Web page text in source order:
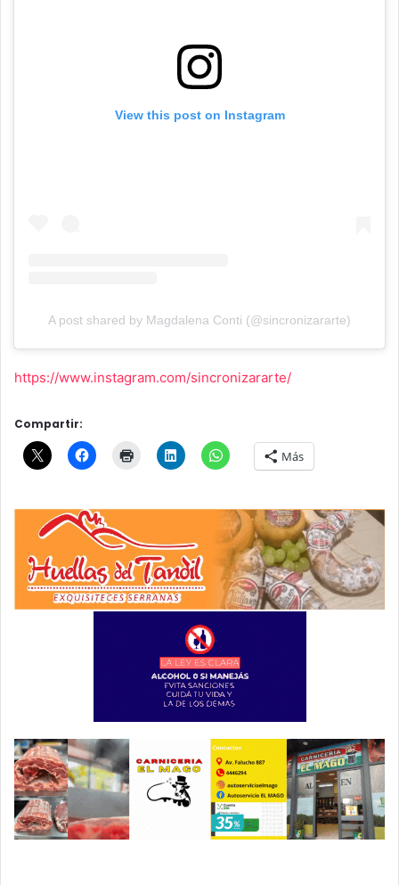
View this post on Instagram
A post shared by Magdalena Conti (@sincronizararte)
https://www.instagram.com/sincronizararte/
Compartir:
Más